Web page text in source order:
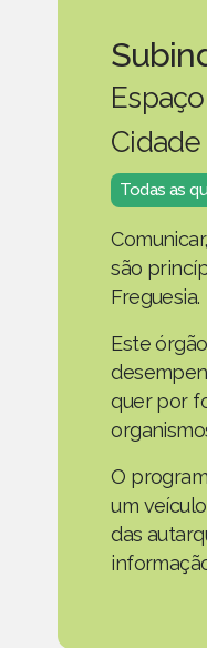
Todas as
são
Freguesia.
Este
quer por
O
um
das